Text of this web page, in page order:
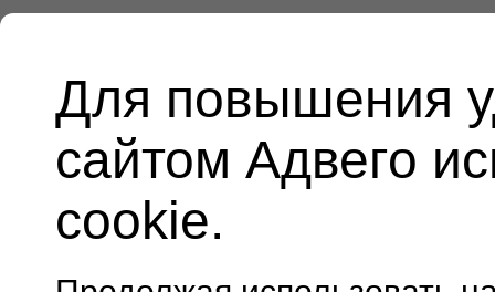
Для повышения
сайтом Адвего
cookie.